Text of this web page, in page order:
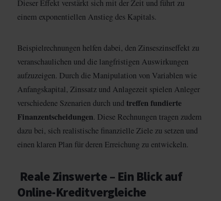
Dieser Effekt verstärkt sich mit der Zeit und führt zu
einem exponentiellen Anstieg des Kapitals.
Beispielrechnungen helfen dabei, den Zinseszinseffekt zu
veranschaulichen und die langfristigen Auswirkungen
aufzuzeigen. Durch die Manipulation von Variablen wie
Anfangskapital, Zinssatz und Anlagezeit spielen Anleger
verschiedene Szenarien durch und treffen fundierte
Finanzentscheidungen. Diese Rechnungen tragen zudem
dazu bei, sich realistische finanzielle Ziele zu setzen und
einen klaren Plan für deren Erreichung zu entwickeln.
Reale Zinswerte – Ein Blick auf
Online-Kreditvergleiche